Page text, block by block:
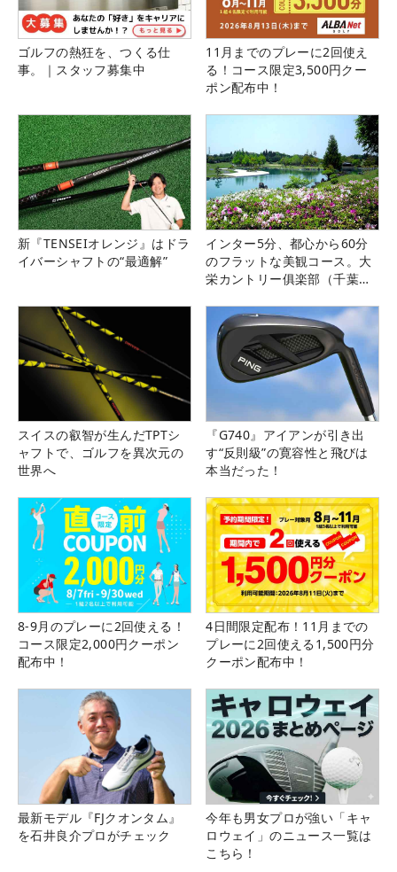
ゴルフの熱狂を、つくる仕
事。｜スタッフ募集中
11月までのプレーに2回使え
る！コース限定3,500円クー
ポン配布中！
新『TENSEIオレンジ』はドラ
イバーシャフトの“最適解”
インター5分、都心から60分
のフラットな美観コース。大
栄カントリー俱楽部（千葉
スイスの叡智が生んだTPTシ
ャフトで、ゴルフを異次元の
世界へ
『G740』アイアンが引き出
す“反則級”の寛容性と飛びは
本当だった！
8-9月のプレーに2回使える！
コース限定2,000円クーポン
配布中！
4日間限定配布！11月までの
プレーに2回使える1,500円分
クーポン配布中！
最新モデル『FJクオンタム』
を石井良介プロがチェック
今年も男女プロが強い「キャ
ロウェイ」のニュース一覧は
こちら！